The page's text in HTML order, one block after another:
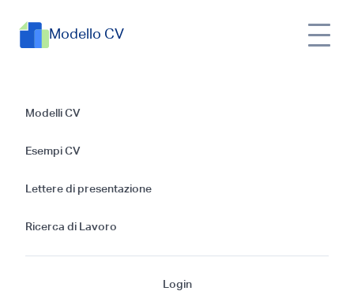
Modello CV
Modelli CV
Esempi CV
Lettere di presentazione
Ricerca di Lavoro
Login
Esempi di CV
Operatore CNC:
Guida Migliore 2025